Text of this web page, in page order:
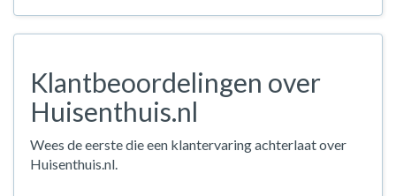
Klantbeoordelingen over
Huisenthuis.nl
Wees de eerste die een klantervaring achterlaat over
Huisenthuis.nl.